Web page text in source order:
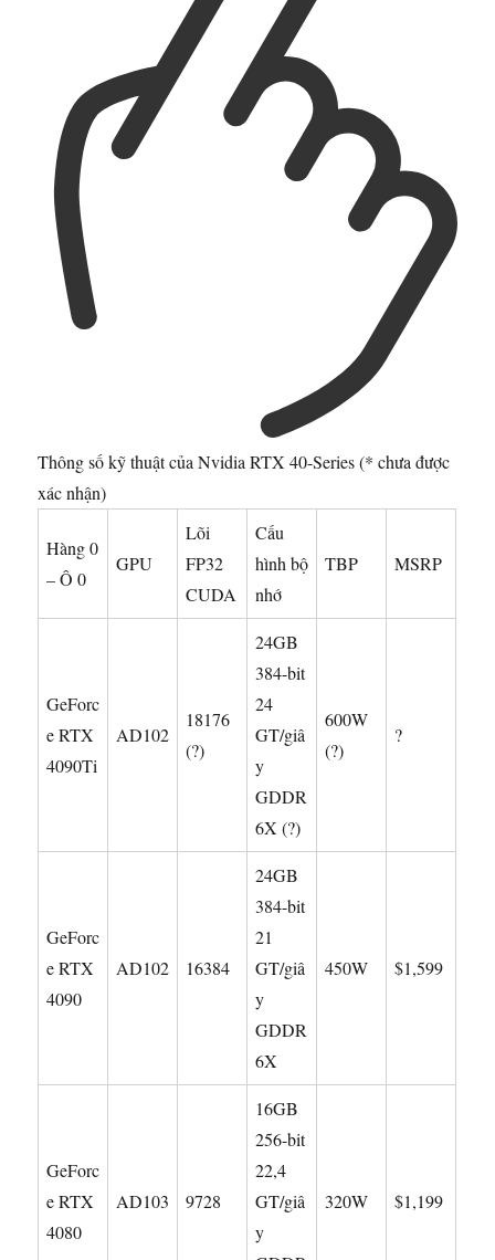
Thông số kỹ thuật của Nvidia RTX 40-Series (* chưa được
xác nhận)
Hàng 0
– Ô 0
GPU
Lõi
FP32
CUDA
Cấu
hình bộ
nhớ
TBP MSRP
GeForc
e RTX
4090Ti
AD102
18176
(?)
24GB
384-bit
24
GT/giâ
y
GDDR
6X (?)
600W
(?)
?
GeForc
e RTX
4090
AD102 16384
24GB
384-bit
21
GT/giâ
y
GDDR
6X
450W $1,599
GeForc
e RTX
4080
AD103 9728
16GB
256-bit
22,4
GT/giâ
y
320W $1,199